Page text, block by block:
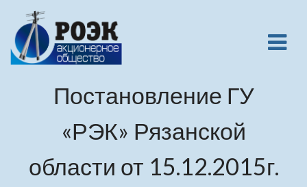
Постановление ГУ
«РЭК» Рязанской
области от 15.12.2015г.